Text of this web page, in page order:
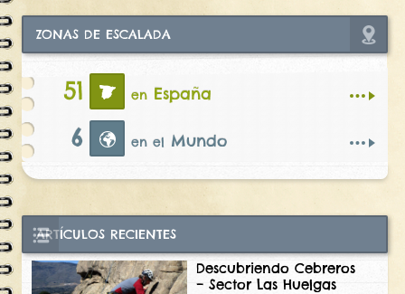
ZONAS DE ESCALADA
51 en España
6 en el Mundo
ARTÍCULOS RECIENTES
Descubriendo Cebreros
– Sector Las Huelgas